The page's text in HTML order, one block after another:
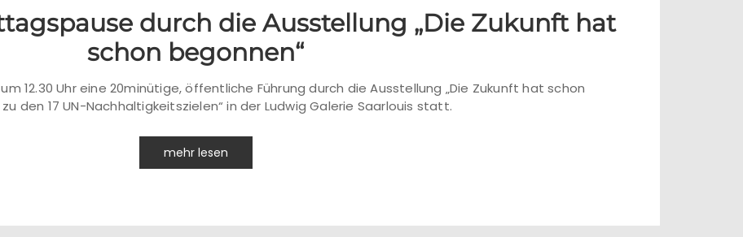
durch die Ausstellung „Die Zukunft hat
schon begonnen“
12.30 Uhr eine 20minütige, öffentliche Führung durch die Ausstellung „Die Zukunft hat schon
den 17 UN-Nachhaltigkeitszielen“ in der Ludwig Galerie Saarlouis statt.
mehr lesen